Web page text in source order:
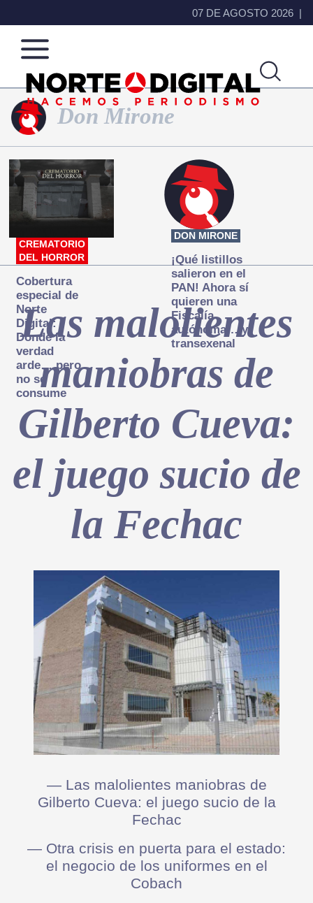
07 DE AGOSTO 2026
Norte
de
Ciudad
Juárez
Más
que
noticias,
hacemos periodismo
Don Mirone
CREMATORIO
DEL HORROR
Cobertura
especial de
Norte
Digital:
Donde la
verdad
arde… pero
no se
consume
DON MIRONE
¡Qué listillos
salieron en el
PAN! Ahora sí
quieren una
Fiscalía
autónoma… y
transexenal
Las malolientes
maniobras de
Gilberto Cueva:
el juego sucio de
la Fechac
— Las malolientes maniobras de
Gilberto Cueva: el juego sucio de la
Fechac
— Otra crisis en puerta para el estado:
el negocio de los uniformes en el
Cobach